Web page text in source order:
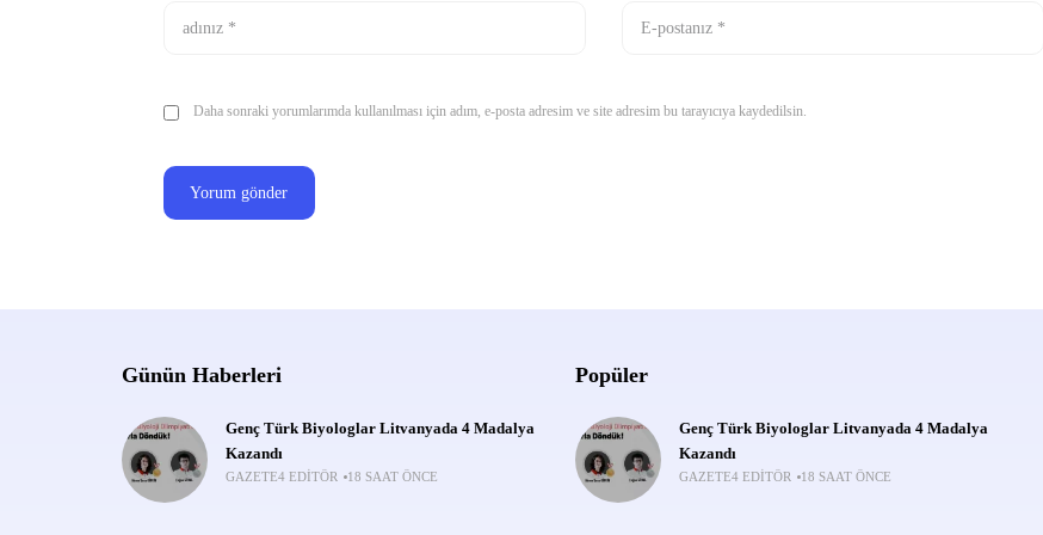
Daha sonraki yorumlarımda kullanılması için adım, e-posta adresim ve site adresim bu tarayıcıya kaydedilsin.
Günün Haberleri
Genç Türk Biyologlar Litvanyada 4 Madalya
Kazandı
GAZETE4 EDITÖR 18 SAAT ÖNCE
Popüler
Genç Türk Biyologlar Litvanyada 4 Madalya
Kazandı
GAZETE4 EDITÖR 18 SAAT ÖNCE